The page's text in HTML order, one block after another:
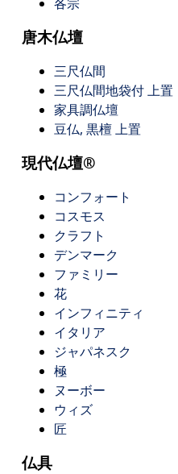
唐木仏壇
三尺仏間
三尺仏間地袋付 上置
家具調仏壇
豆仏, 黒檀 上置
現代仏壇®
コンフォート
コスモス
クラフト
デンマーク
ファミリー
花
インフィニティ
イタリア
ジャパネスク
極
ヌーボー
ウィズ
匠
仏具